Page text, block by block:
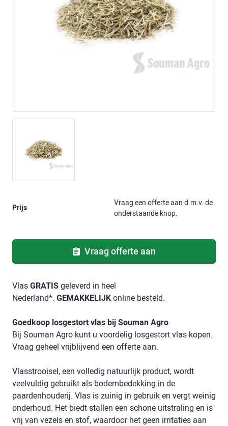
Prijs
Vraag een offerte aan d.m.v. de
onderstaande knop.
Vraag offerte aan
Vlas GRATIS geleverd in heel
Nederland*. GEMAKKELIJK online besteld.
Goedkoop losgestort vlas bij Souman Agro
Bij Souman Agro kunt u voordelig losgestort vlas kopen.
Vraag geheel vrijblijvend een offerte aan.
Vlasstrooisel, een volledig natuurlijk product, wordt
veelvuldig gebruikt als bodembedekking in de
paardenhouderij. Vlas is zuinig in gebruik en vergt weinig
onderhoud. Het biedt stallen een schone uitstraling en is
vrij van vezels en stof, waardoor het geen irritaties aan